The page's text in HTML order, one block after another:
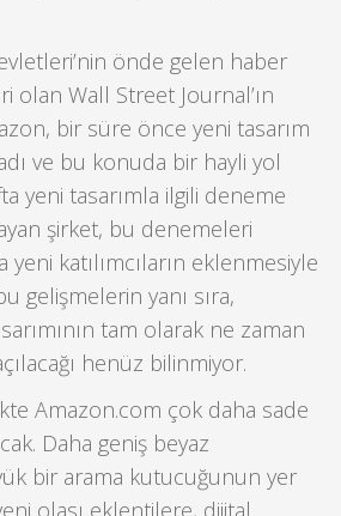
önde gelen haber
olan Wall Street Journal’ın
bir süre önce yeni tasarım
ve bu konuda bir hayli yol
yeni tasarımla ilgili deneme
şirket, bu denemeleri
katılımcıların eklenmesiyle
gelişmelerin yanı sıra,
tam olarak ne zaman
henüz bilinmiyor.
Amazon.com çok daha sade
Daha geniş beyaz
bir arama kutucuğunun yer
olası eklentilere, dijital